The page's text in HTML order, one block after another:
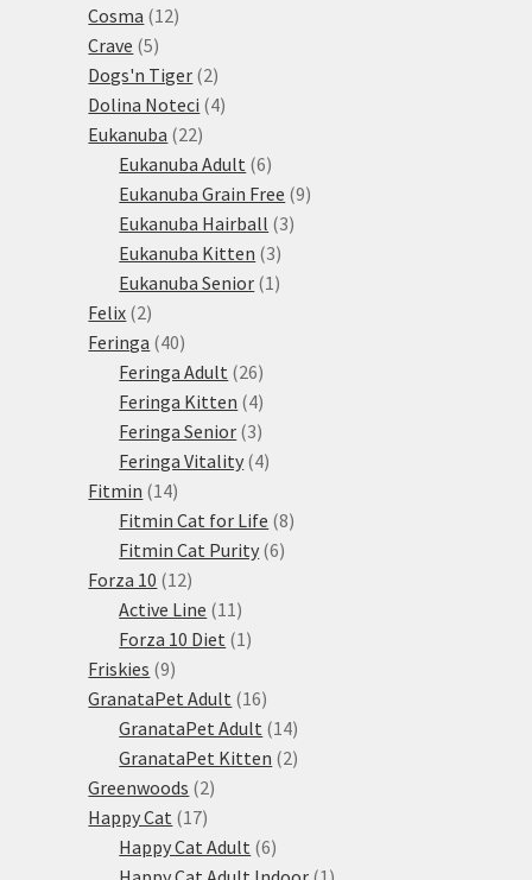
Cosma 1212
Crave 55
produktů
Dogs'n Tiger 22
produkty
Dolina Noteci 44
Eukanuba 2222
produktů
Eukanuba Adult 66
produktů
Eukanuba Grain Free 99
Eukanuba Hairball 33
Eukanuba Kitten 33
produkty
Eukanuba Senior 1 1
Felix 22
produkty
Feringa 4040
produktů
Feringa Adult 2626
produktů
Feringa Kitten 44
produkty
Feringa Senior 33
produkty
Feringa Vitality 44
Fitmin 1414
produktů
Fitmin Cat for Life 88
Fitmin Cat Purity 66
Forza 10 1212
produktů
Active Line 11 11
produktů
Forza 10 Diet 1 1
Friskies 99
produktů
GranataPet Adult 1616
produktů
GranataPet Adult 1414
produktů
GranataPet Kitten 22
Greenwoods 22
Happy Cat 1717
produktů
Happy Cat Adult 66
produktů1